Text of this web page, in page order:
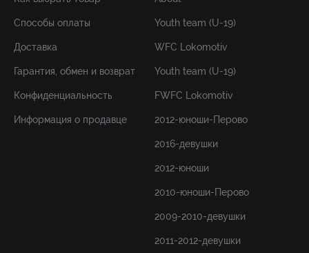
Способы оплаты
Доставка
Гарантия, обмен и возврат
Конфиденциальность
Информация о продавце
Youth team (U-19)
WFC Lokomotiv
Youth team (U-19)
FWFC Lokomotiv
2012-юноши-Перово
2016-девушки
2012-юноши
2010-юноши-Перово
2009-2010-девушки
2011-2012-девушки